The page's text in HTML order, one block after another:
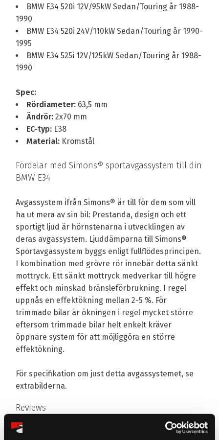
BMW E34 520i 12V/95kW Sedan/Touring år 1988-
1990
BMW E34 520i 24V/110kW Sedan/Touring år 1990-
1995
BMW E34 525i 12V/125kW Sedan/Touring år 1988-
1990
Spec:
Rördiameter: 63,5 mm
Ändrör: 2x70 mm
EC-typ: E38
Material: Kromstål
Fördelar med Simons® sportavgassystem till din
BMW E34
Avgassystem ifrån Simons® är till för dem som vill
ha ut mera av sin bil: Prestanda, design och ett
sportigt ljud är hörnstenarna i utvecklingen av
deras avgassystem. Ljuddämparna till Simons®
Sportavgassystem byggs enligt fullflödesprincipen.
I kombination med grövre rör innebär detta sänkt
mottryck. Ett sänkt mottryck medverkar till högre
effekt och minskad bränsleförbrukning. I regel
uppnås en effektökning mellan 2-5 %. För
trimmade bilar är ökningen i regel mycket större
eftersom trimmade bilar helt enkelt kräver
öppnare system för att möjliggöra en större
effektökning.
För specifikation om just detta avgassystemet, se
extrabilderna.
Reviews